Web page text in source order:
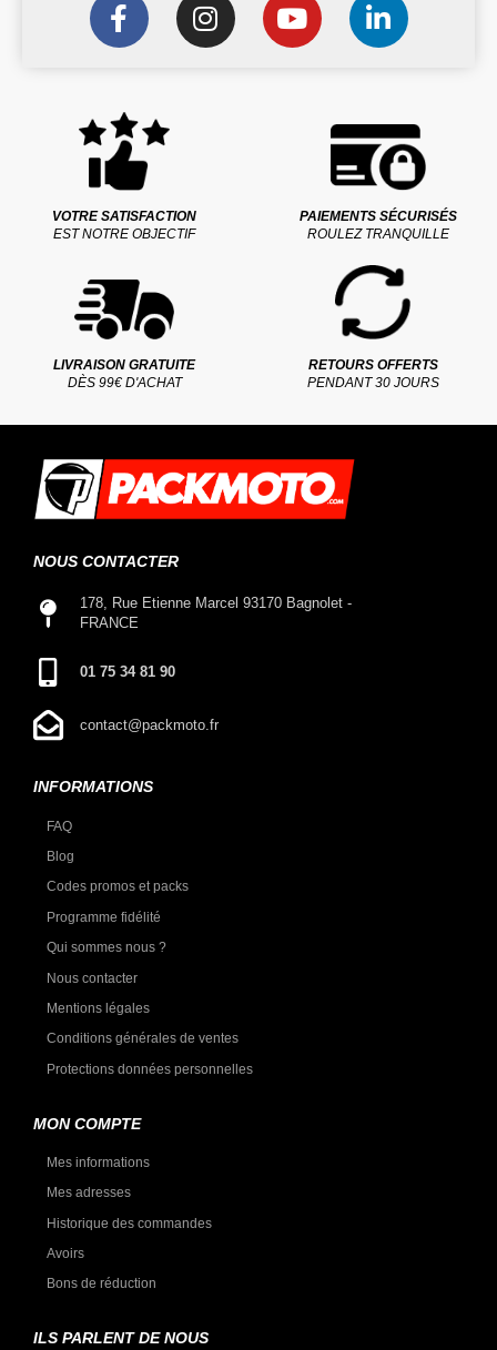
VOTRE SATISFACTION
EST NOTRE OBJECTIF
PAIEMENTS SÉCURISÉS
ROULEZ TRANQUILLE
LIVRAISON GRATUITE
DÈS 99€ D'ACHAT
RETOURS OFFERTS
PENDANT 30 JOURS
NOUS CONTACTER
178, Rue Etienne Marcel 93170 Bagnolet -
FRANCE
01 75 34 81 90
contact@packmoto.fr
INFORMATIONS
FAQ
Blog
Codes promos et packs
Programme fidélité
Qui sommes nous ?
Nous contacter
Mentions légales
Conditions générales de ventes
Protections données personnelles
MON COMPTE
Mes informations
Mes adresses
Historique des commandes
Avoirs
Bons de réduction
ILS PARLENT DE NOUS